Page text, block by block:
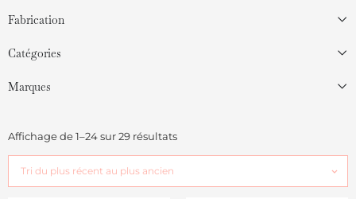
Fabrication
Catégories
Marques
Affichage de 1–24 sur 29 résultats